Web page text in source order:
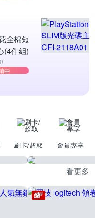
全棉短
(4件組)
中
刷卡/超取 會員專享
看更多